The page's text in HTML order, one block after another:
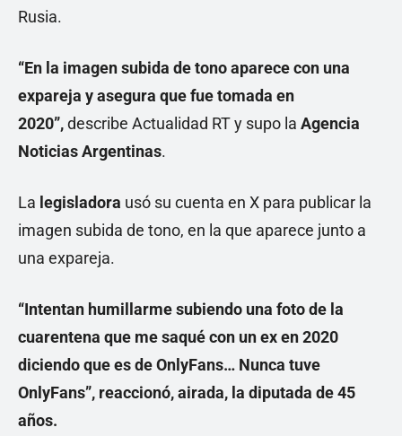
Rusia.
“En la imagen subida de tono aparece con una
expareja y asegura que fue tomada en
2020”,describe Actualidad RT y supo la Agencia
Noticias Argentinas.
La legisladora usó su cuenta en X para publicar la
imagen subida de tono, en la que aparece junto a
una expareja.
“Intentan humillarme subiendo una foto de la
cuarentena que me saqué con un ex en 2020
diciendo que es de OnlyFans… Nunca tuve
OnlyFans”, reaccionó, airada, la diputada de 45
años.